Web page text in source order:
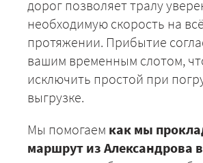
дорог позволяет тралу
необходимую скорость на
протяжении. Прибытие
вашим временным слотом,
исключить простой при
выгрузке.
Мы помогаем как мы
маршрут из Александрова